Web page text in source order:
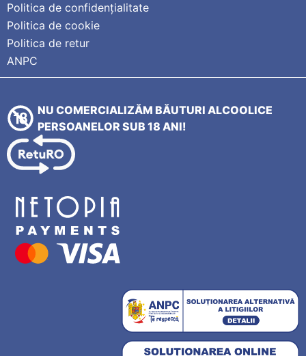
Politica de confidențialitate
Politica de cookie
Politica de retur
ANPC
NU COMERCIALIZĂM BĂUTURI ALCOOLICE
PERSOANELOR SUB 18 ANI!